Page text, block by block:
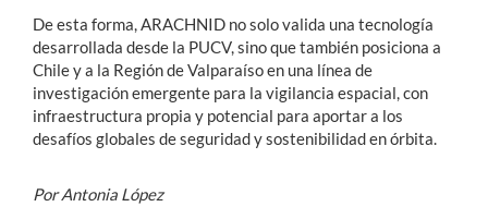
De esta forma, ARACHNID no solo valida una tecnología
desarrollada desde la PUCV, sino que también posiciona a
Chile y a la Región de Valparaíso en una línea de
investigación emergente para la vigilancia espacial, con
infraestructura propia y potencial para aportar a los
desafíos globales de seguridad y sostenibilidad en órbita.
Por Antonia López